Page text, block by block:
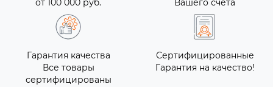
от 100 000 руб.
Вашего счета
Гарантия качества
Все товары
сертифицированы
Сертифицированные
Гарантия на качество!